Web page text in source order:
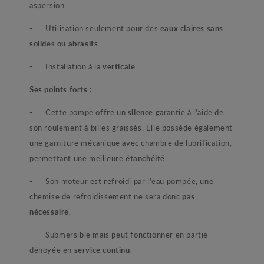
aspersion.
- Utilisation seulement pour des eaux claires sans
solides ou abrasifs.
- Installation à la verticale.
Ses points forts :
- Cette pompe offre un silence garantie à l'aide de
son roulement à billes graissés. Elle possède également
une garniture mécanique avec chambre de lubrification,
permettant une meilleureétanchéité.
- Son moteur est refroidi par l'eau pompée, une
chemise de refroidissement ne sera donc pas
nécessaire.
- Submersible mais peut fonctionner en partie
dénoyée en service continu.